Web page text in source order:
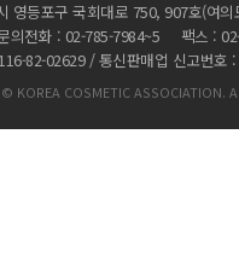
영등포구 국회대로 750, 907호(여
의전화 : 02-785-7984~5 팩스 :
82-02629 / 통신판매업 신고번호
KOREA COSMETIC ASSOCIATION.